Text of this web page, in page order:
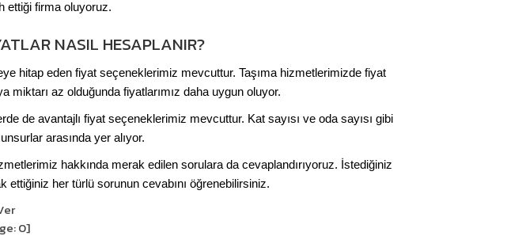
ettiği firma oluyoruz.
NASIL HESAPLANIR?
hitap eden fiyat seçeneklerimiz mevcuttur. Taşıma hizmetlerimizde fiyat
miktarı az olduğunda fiyatlarımız daha uygun oluyor.
de avantajlı fiyat seçeneklerimiz mevcuttur. Kat sayısı ve oda sayısı gibi
arasında yer alıyor.
hakkında merak edilen sorulara da cevaplandırıyoruz. İstediğiniz
her türlü sorunun cevabını öğrenebilirsiniz.
0]